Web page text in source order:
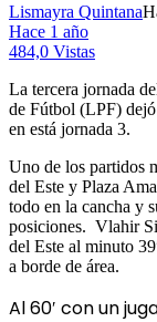
Lismayra Quintana
Hace 1 año
484,0 Vistas
La tercera jornada
de Fútbol (LPF) dejó
en está jornada 3.
Uno de los partidos
del Este y Plaza
todo en la cancha y
posiciones. Vlahir
del Este al minuto
a borde de área.
Al60′ con un